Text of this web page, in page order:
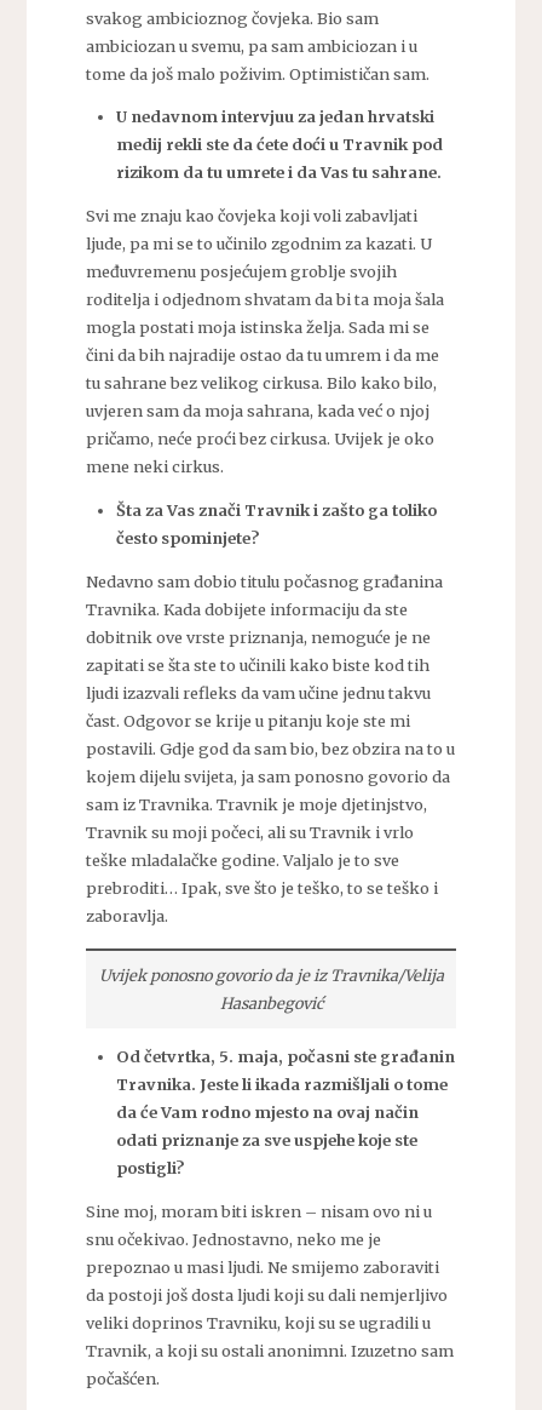
svakog ambicioznog čovjeka. Bio sam
ambiciozan u svemu, pa sam ambiciozan i u
tome da još malo poživim. Optimističan sam.
U nedavnom intervjuu za jedan hrvatski
medij rekli ste da ćete doći u Travnik pod
rizikom da tu umrete i da Vas tu sahrane.
Svi me znaju kao čovjeka koji voli zabavljati
ljude, pa mi se to učinilo zgodnim za kazati. U
međuvremenu posjećujem groblje svojih
roditelja i odjednom shvatam da bi ta moja šala
mogla postati moja istinska želja. Sada mi se
čini da bih najradije ostao da tu umrem i da me
tu sahrane bez velikog cirkusa. Bilo kako bilo,
uvjeren sam da moja sahrana, kada već o njoj
pričamo, neće proći bez cirkusa. Uvijek je oko
mene neki cirkus.
Šta za Vas znači Travnik i zašto ga toliko
često spominjete?
Nedavno sam dobio titulu počasnog građanina
Travnika. Kada dobijete informaciju da ste
dobitnik ove vrste priznanja, nemoguće je ne
zapitati se šta ste to učinili kako biste kod tih
ljudi izazvali refleks da vam učine jednu takvu
čast. Odgovor se krije u pitanju koje ste mi
postavili. Gdje god da sam bio, bez obzira na to u
kojem dijelu svijeta, ja sam ponosno govorio da
sam iz Travnika. Travnik je moje djetinjstvo,
Travnik su moji počeci, ali su Travnik i vrlo
teške mladalačke godine. Valjalo je to sve
prebroditi… Ipak, sve što je teško, to se teško i
zaboravlja.
Uvijek ponosno govorio da je iz Travnika/Velija
Hasanbegović
Od četvrtka, 5. maja, počasni ste građanin
Travnika. Jeste li ikada razmišljali o tome
da će Vam rodno mjesto na ovaj način
odati priznanje za sve uspjehe koje ste
postigli?
Sine moj, moram biti iskren – nisam ovo ni u
snu očekivao. Jednostavno, neko me je
prepoznao u masi ljudi. Ne smijemo zaboraviti
da postoji još dosta ljudi koji su dali nemjerljivo
veliki doprinos Travniku, koji su se ugradili u
Travnik, a koji su ostali anonimni. Izuzetno sam
počašćen.